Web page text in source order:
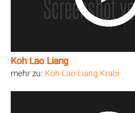
Koh Lao Liang
mehr zu: Koh Lao Liang Krabi